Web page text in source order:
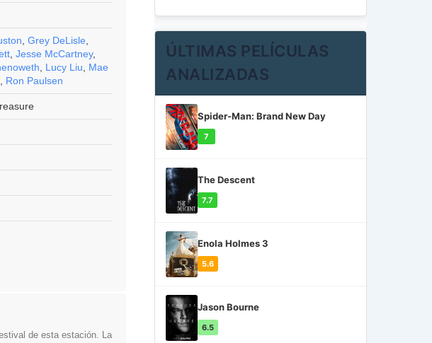
Grey DeLisle
Jesse McCartney,
Lucy Liu
Mae
Ron Paulsen
de esta estación. La
ÚLTIMAS PELÍCULAS
ANALIZADAS
Spider-Man: Brand New Day
7
The Descent
7.7
Enola Holmes 3
5.6
Jason Bourne
6.5